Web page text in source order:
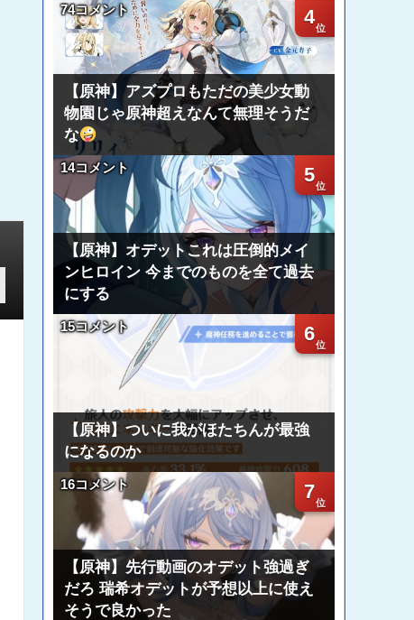
4
74コメント
【原神】アズプロもただの美少女動
物園じゃ原神超えなんて無理そうだ
な
5
14コメント
【原神】オデットこれは圧倒的メイ
ンヒロイン 今までのものを全て過去
にする
6
15コメント
【原神】ついに我がほたちんが最強
になるのか
7
16コメント
【原神】先行動画のオデット強過ぎ
だろ 瑞希オデットが予想以上に使え
そうで良かった